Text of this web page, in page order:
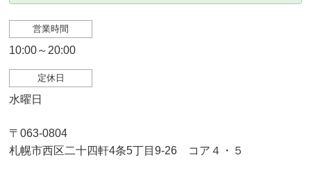
営業時間
10:00～20:00
定休日
水曜日
〒063-0804
札幌市西区二十四軒4条5丁目9-26 コア４・５